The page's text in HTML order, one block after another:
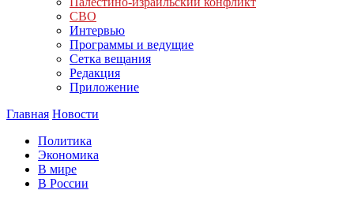
СВО
Интервью
Программы и ведущие
Сетка вещания
Редакция
Приложение
Главная Новости
Политика
Экономика
В мире
В России